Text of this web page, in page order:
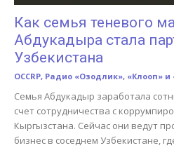
Как семья теневого
Абдукадыра стала
Узбекистана
OCCRP, Радио «Озодлик», «Клооп» и
Семья Абдукадыр заработала
счет сотрудничества с
Кыргызстана. Сейчас они ведут
бизнес в соседнем Узбекистане,